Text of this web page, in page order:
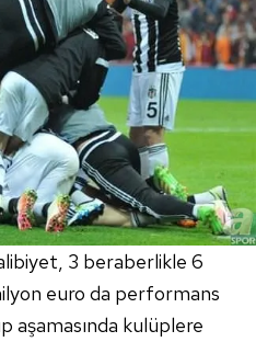
3 beraberlikle 6
euro da performans
aşamasında kulüplere